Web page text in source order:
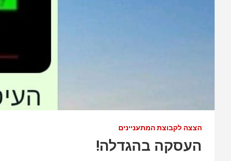
הצצה לקבוצת המתעניינים
העסקה בהגדלה!